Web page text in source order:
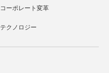
コーポレート変革
テクノロジー